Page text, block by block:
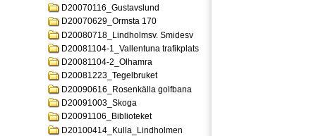
D20070116_Gustavslund
D20070629_Ormsta 170
D20080718_Lindholmsv. Smidesv
D20081104-1_Vallentuna trafikplats
D20081104-2_Olhamra
D20081223_Tegelbruket
D20090616_Rosenkälla golfbana
D20091003_Skoga
D20091106_Biblioteket
D20100414_Kulla_Lindholmen